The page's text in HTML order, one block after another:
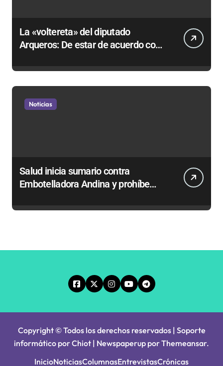
La «voltereta» del diputado
Arqueros: De estar de acuerdo con
empresa 100% estatal
Noticias
Salud inicia sumario contra
Embotelladora Andina y prohíbe
laborales
Copyright © Todos los derechos reservados | Soporte
informático por Chiot | Newspaperup porThemeansar.
InicioNoticiasColumnasEntrevistasCrónicas